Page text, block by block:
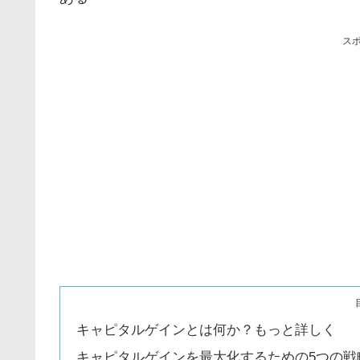
ス
キャピタルゲインとは何か？もっと詳しく